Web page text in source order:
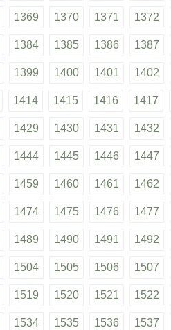
1369 1370 1371 1372
1384 1385 1386 1387
1399 1400 1401 1402
1414 1415 1416 1417
1429 1430 1431 1432
1444 1445 1446 1447
1459 1460 1461 1462
1474 1475 1476 1477
1489 1490 1491 1492
1504 1505 1506 1507
1519 1520 1521 1522
1534 1535 1536 1537